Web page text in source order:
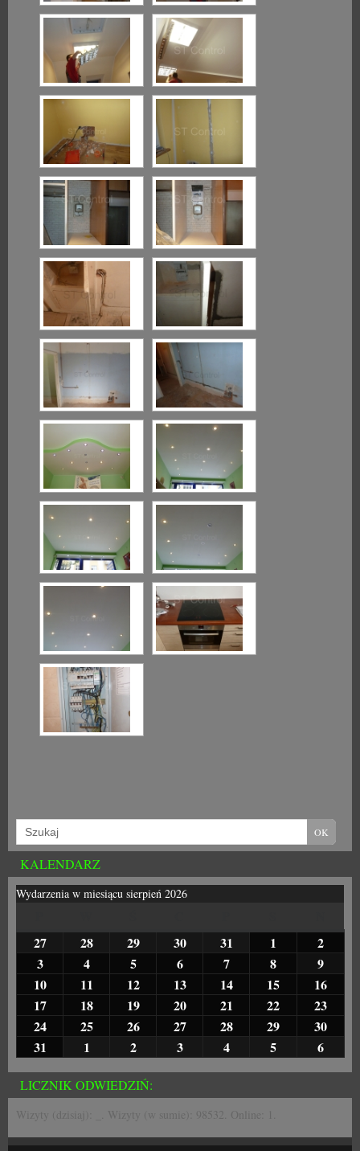
KALENDARZ
Wydarzenia w miesiącu sierpień 2026
27
28 29 30 31 1
2
3
4 5 6 7 8
9
10
11 12 13 14 15
16
17
18 19 20 21 22
23
24
25 26 27 28 29
30
31
1 2 3 4 5 6
LICZNIK ODWIEDZIŃ:
Wizyty (dzisiaj): . Wizyty (w sumie): 98532 . Online: 1.